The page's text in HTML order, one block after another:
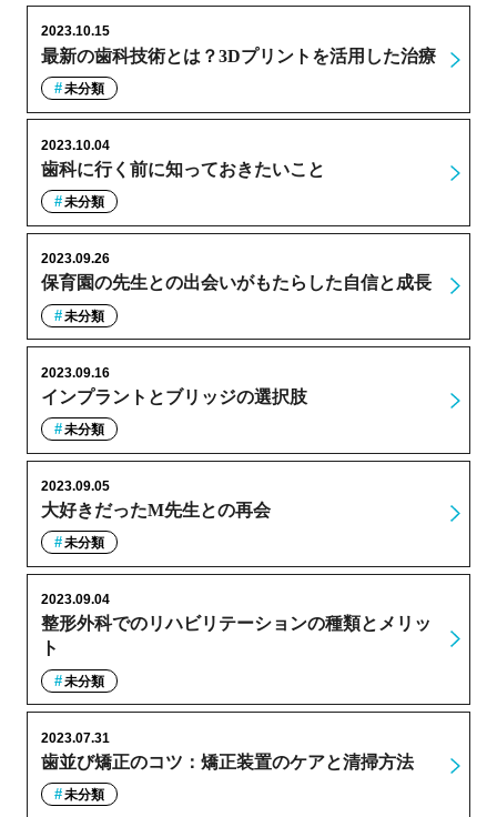
最新の歯科技術とは？3Dプリントを活用した治療
2023.10.15
未分類
歯科に行く前に知っておきたいこと
2023.10.04
未分類
保育園の先生との出会いがもたらした自信と成長
2023.09.26
未分類
インプラントとブリッジの選択肢
2023.09.16
未分類
大好きだったM先生との再会
2023.09.05
未分類
整形外科でのリハビリテーションの種類とメリッ
ト
2023.09.04
未分類
歯並び矯正のコツ：矯正装置のケアと清掃方法
2023.07.31
未分類